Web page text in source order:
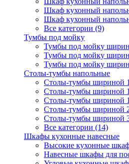
Шкаф кухонный
Шкаф кухонный
Все категории (9)
Тумбы под мойку
Тумбы под мойку
Тумбы под мойку
Тумбы под мойку
Столы-тумбы напольные
Столы-тумбы шириной
Столы-тумбы шириной
Столы-тумбы шириной
Столы-тумбы шириной
Столы-тумбы шириной
Все категории (14)
Шкафы кухонные навесные
Высокие кухонные
Навесные шкафы для